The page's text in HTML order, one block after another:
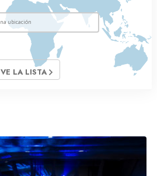
VE LA LISTA